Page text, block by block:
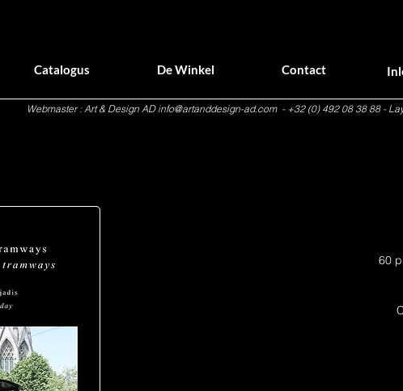
Catalogus De Winkel Contact
Webmaster : Art & Design AD info@artanddesign-ad.com- +32 (0) 492 08 38 88 -
60